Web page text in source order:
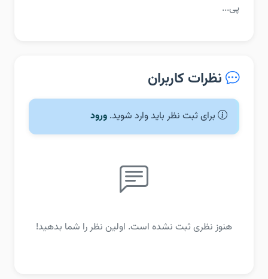
پی...
نظرات کاربران
برای ثبت نظر باید وارد شوید. ورود
هنوز نظری ثبت نشده است. اولین نظر را شما بدهید!